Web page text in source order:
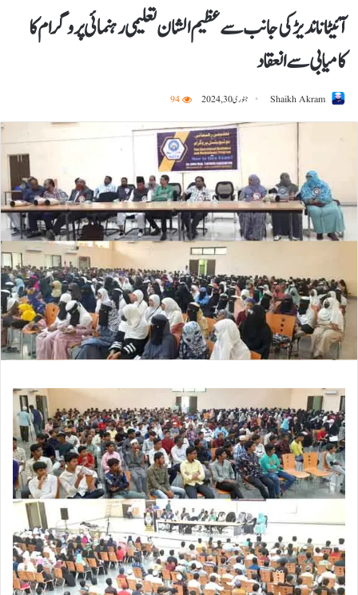
آئیٹا ناندیڑ کی جانب سے عظیم الشان تعلیمی رہنمائی پروگرام کا
کامیابی سے انعقاد
Shaikh Akram جنوری 30, 2024 94